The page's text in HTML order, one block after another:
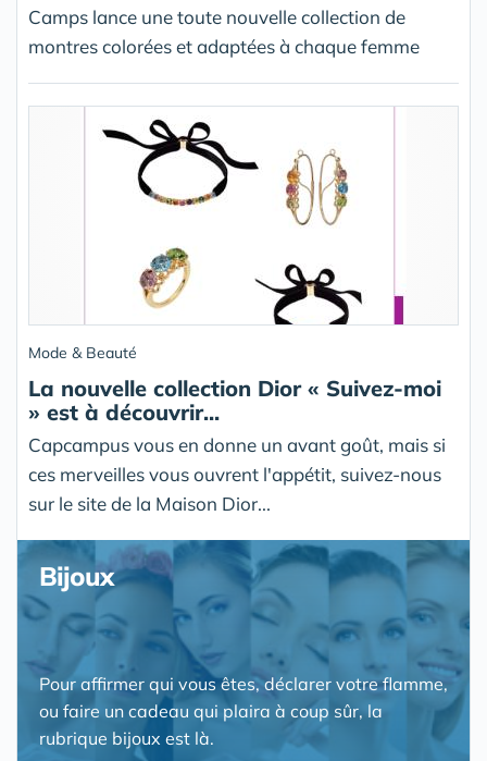
Camps lance une toute nouvelle collection de
montres colorées et adaptées à chaque femme
Mode & Beauté
La nouvelle collection Dior « Suivez-moi
» est à découvrir...
Capcampus vous en donne un avant goût, mais si
ces merveilles vous ouvrent l'appétit, suivez-nous
sur le site de la Maison Dior...
Bijoux
Pour affirmer qui vous êtes, déclarer votre flamme,
ou faire un cadeau qui plaira à coup sûr, la
rubrique bijoux est là.